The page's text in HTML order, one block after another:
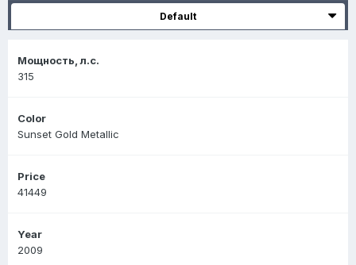
Default
Мощность, л.с.
315
Color
Sunset Gold Metallic
Price
41449
Year
2009